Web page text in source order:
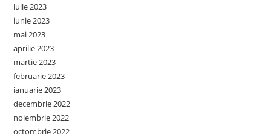
iulie 2023
iunie 2023
mai 2023
aprilie 2023
martie 2023
februarie 2023
ianuarie 2023
decembrie 2022
noiembrie 2022
octombrie 2022